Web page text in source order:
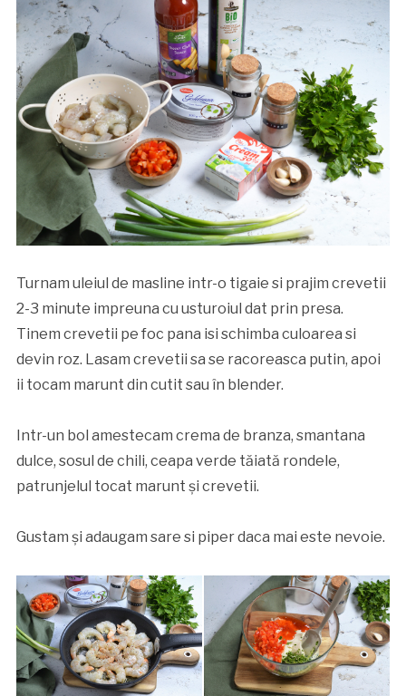
Turnam uleiul de masline intr-o tigaie si prajim crevetii
2-3 minute impreuna cu usturoiul dat prin presa.
Tinem crevetii pe foc pana isi schimba culoarea si
devin roz. Lasam crevetii sa se racoreasca putin, apoi
ii tocam marunt din cutit sau în blender.
Intr-un bol amestecam crema de branza, smantana
dulce, sosul de chili, ceapa verde tăiată rondele,
patrunjelul tocat marunt și crevetii.
Gustam și adaugam sare si piper daca mai este nevoie.